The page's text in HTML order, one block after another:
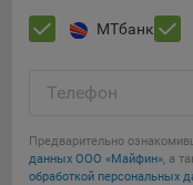
Отключение
определять
принимать меры
исходя из
Статистические куки
пользователей сайта.
МТбанк
Телефон
Предварительно
данных ООО «Майфин», а
обработкой персональных